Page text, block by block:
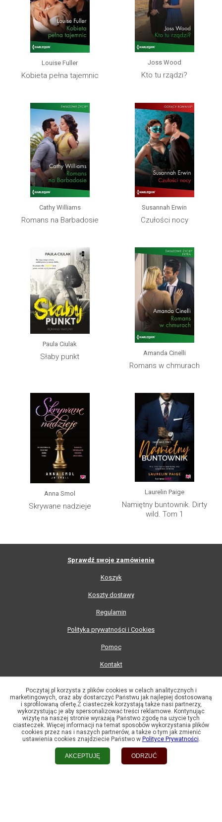
Louise Fuller
Kobieta pełna tajemnic
Joss Wood
Kto tu rządzi?
Cathy Williams
Romans na Barbadosie
Susannah Erwin
Czułości nocy
Paula Ciulak
Słaby punkt Amanda Cinelli
Romans w chmurach
Anna Smol
Skrywane nadzieje
Laurelin Paige
Namiętny buntownik. Dirty
wild. Tom 1
Sprawdź swoje zamówienie
Koszyk
Koszty dostawy
Regulamin
Polityka prywatności i Cookies
Pomoc
Kontakt
Mapa strony:
2026
2025
2024
Poczytaj.pl korzysta z plików cookies w celach analitycznych i
marketingowych, oraz aby dostarczyć Państwu jak najlepiej dostosowaną
i sprofilowaną ofertę.Z ciasteczek korzystają także nasi partnerzy,
wykorzystując je aby spersonalizować treści reklamowe. Kontynując
wizytę na naszej stronie wyrażają Państwo zgodę na użycie tych
ciasteczek. Więcej informacji na temat sposobów wykorzystania plików
cookies przez nas i naszych partnerów, a także o tym jak zmienić
ustawienia cookies znajdziecie Państwo w Polityce Prywatności.
AKCEPTUJĘ ODRZUĆ